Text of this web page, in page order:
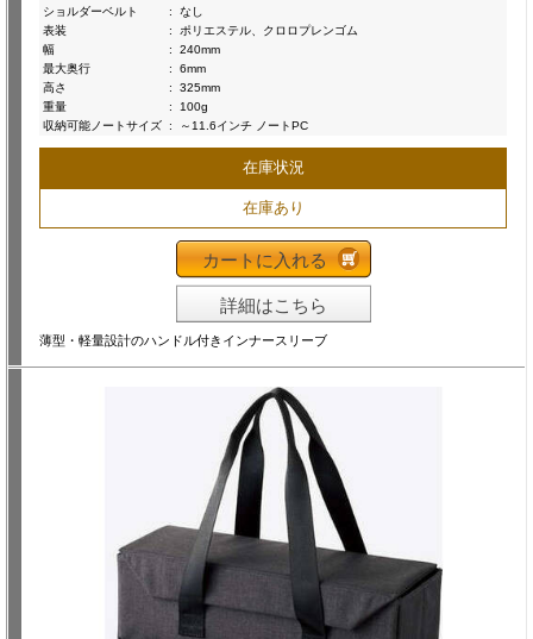
ショルダーベルト
:
なし
表装
:
ポリエステル、クロロプレンゴム
幅
:
240mm
最大奥行
:
6mm
高さ
:
325mm
重量
:
100g
収納可能ノートサイズ : ～11.6インチ ノートPC
在庫状況
在庫あり
カートに入れる
詳細はこちら
薄型・軽量設計のハンドル付きインナースリーブ